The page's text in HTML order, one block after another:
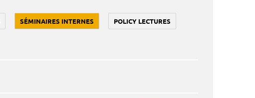
SÉMINAIRES INTERNES POLICY LECTURES